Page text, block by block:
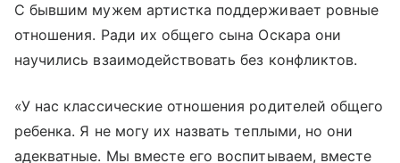
С бывшим мужем артистка поддерживает ровные
отношения. Ради их общего сына Оскара они
научились взаимодействовать без конфликтов.
«У нас классические отношения родителей общего
ребенка. Я не могу их назвать теплыми, но они
адекватные. Мы вместе его воспитываем, вместе